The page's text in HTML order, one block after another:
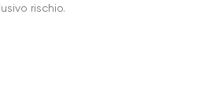
rischio.